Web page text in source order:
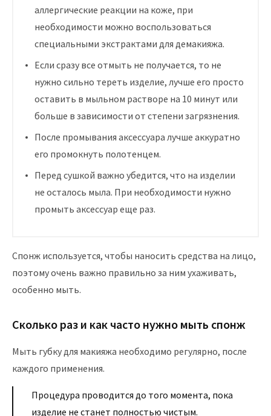
аллергические реакции на коже, при
необходимости можно воспользоваться
специальными экстрактами для демакияжа.
Если сразу все отмыть не получается, то не
нужно сильно тереть изделие, лучше его просто
оставить в мыльном растворе на 10 минут или
больше в зависимости от степени загрязнения.
После промывания аксессуара лучше аккуратно
его промокнуть полотенцем.
Перед сушкой важно убедится, что на изделии
не осталось мыла. При необходимости нужно
промыть аксессуар еще раз.
Спонж используется, чтобы наносить средства на лицо,
поэтому очень важно правильно за ним ухаживать,
особенно мыть.
Сколько раз и как часто нужно мыть спонж
Мыть губку для макияжа необходимо регулярно, после
каждого применения.
Процедура проводится до того момента, пока
изделие не станет полностью чистым.